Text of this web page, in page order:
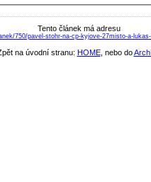
Tento článek má adresu
750/pavel-stohr-na-cp-kyjove-27misto-a-
na úvodní stranu: HOME, nebo do